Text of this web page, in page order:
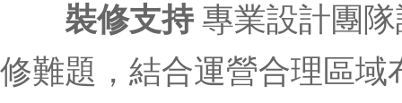
裝修支持 專業設計團
修難題，結合運營合理區域